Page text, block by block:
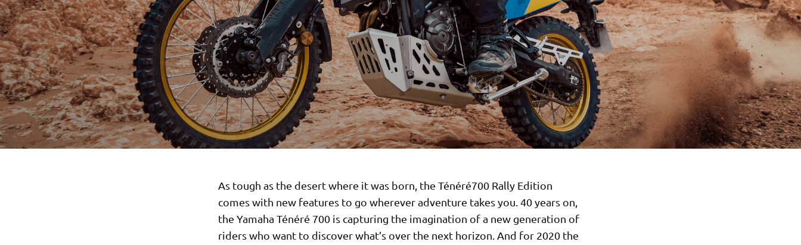
As tough as the desert where it was born, the Ténéré700 Rally Edition
comes with new features to go wherever adventure takes you. 40 years on,
the Yamaha Ténéré 700 is capturing the imagination of a new generation of
riders who want to discover what’s over the next horizon. And for 2020 the